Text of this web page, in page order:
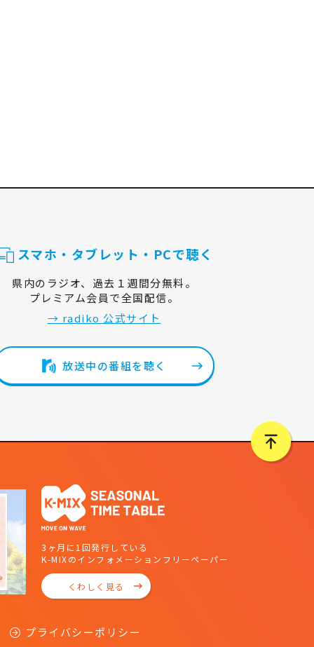
スマホ・タブレット・PCで聴く
県内のラジオ、過去１週間分無料。
プレミアム会員で全国配信。
→ radiko 公式サイト
放送中の番組を聴く
3ヶ月に1回発行している
K-MIXのインフォメーションフリーペーパー
くわしく見る
プライバシーポリシー